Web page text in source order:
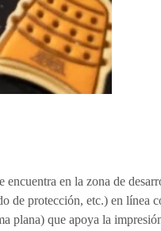
en la zona de
de protección, etc.) en línea
plana) que apoya la